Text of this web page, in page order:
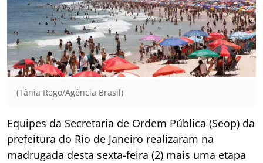
(Tânia Rego/Agência Brasil)
Equipes da Secretaria de Ordem Pública (Seop) da
prefeitura do Rio de Janeiro realizaram na
madrugada desta sexta-feira (2) mais uma etapa